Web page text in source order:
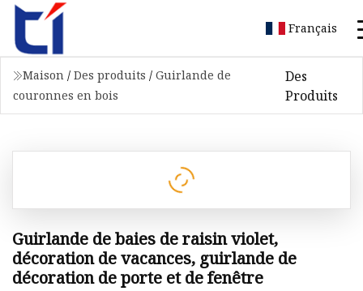
Français
Maison / Des produits / Guirlande de
couronnes en bois
Des
Produits
Guirlande de baies de raisin violet,
décoration de vacances, guirlande de
décoration de porte et de fenêtre